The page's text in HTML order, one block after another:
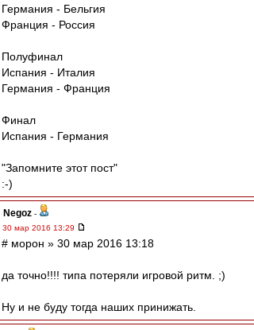
Германия - Бельгия
Франция - Россия
Полуфинал
Испания - Италия
Германия - Франция
Финал
Испания - Германия
"Запомните этот пост"
:-)
Negoz -
30 мар 2016 13:29
# морон » 30 мар 2016 13:18
да точно!!!! типа потеряли игровой ритм. ;)
Ну и не буду тогда наших принижать.